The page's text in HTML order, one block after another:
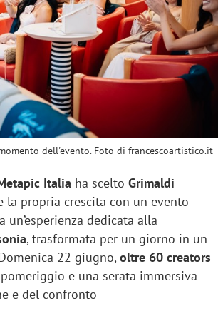
dell'evento. Foto di francescoartistico.it
Italia ha sceltoGrimaldi
la propria crescita con un evento
un’esperienza dedicata alla
, trasformata per un giorno in un
22 giugno,oltre 60 creators
e una serata immersiva
e del confronto
Networking agli eventi: come la
startup Kicè punta a eliminare lo
"spreco di relazioni"